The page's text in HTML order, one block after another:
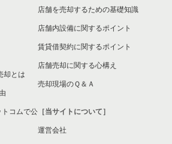
の居抜き売却物件の案件一覧
の居抜き売却物件の案件一覧
の居抜き売却物件の案件一覧
居抜き売却物件の案件一覧
き売却物件の案件一覧
き売却物件の案件一覧
却とは
コムで公
店舗を売却するための基礎知識
店舗内設備に関するポイント
賃貸借契約に関するポイント
店舗売却に関する心構え
売却現場のＱ＆Ａ
［当サイトについて］
運営会社